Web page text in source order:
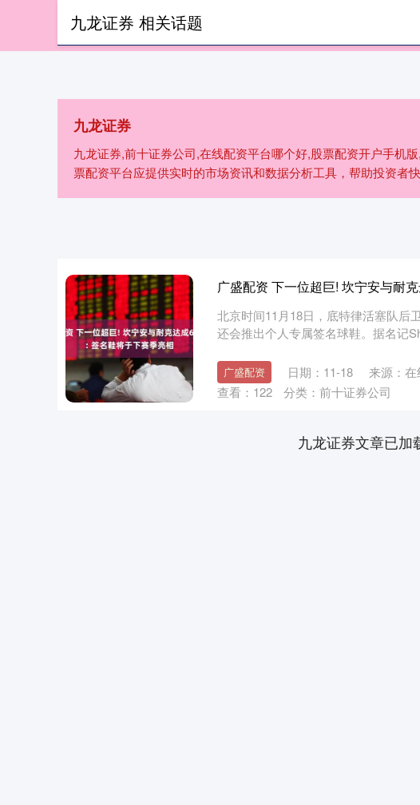
九龙证券
九龙证券,前十证券公司,在线配资平台哪个好,股票配资开户手机
票配资平台应提供实时的市场资讯和数据分析工具，帮助投资者
九龙证券 相关话题
广盛配资 下一位超巨! 坎宁安与耐
北京时间11月18日，底特律活塞队后
还会推出个人专属签名球鞋。据名记
广盛配资 日期：11-18
来源：在
查看： 122 分类： 前十证券公司
九龙证券文章已加